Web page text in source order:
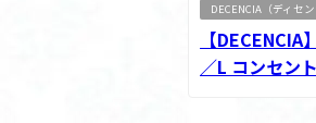
DECENCIA（ディセン
【
／L コンセン